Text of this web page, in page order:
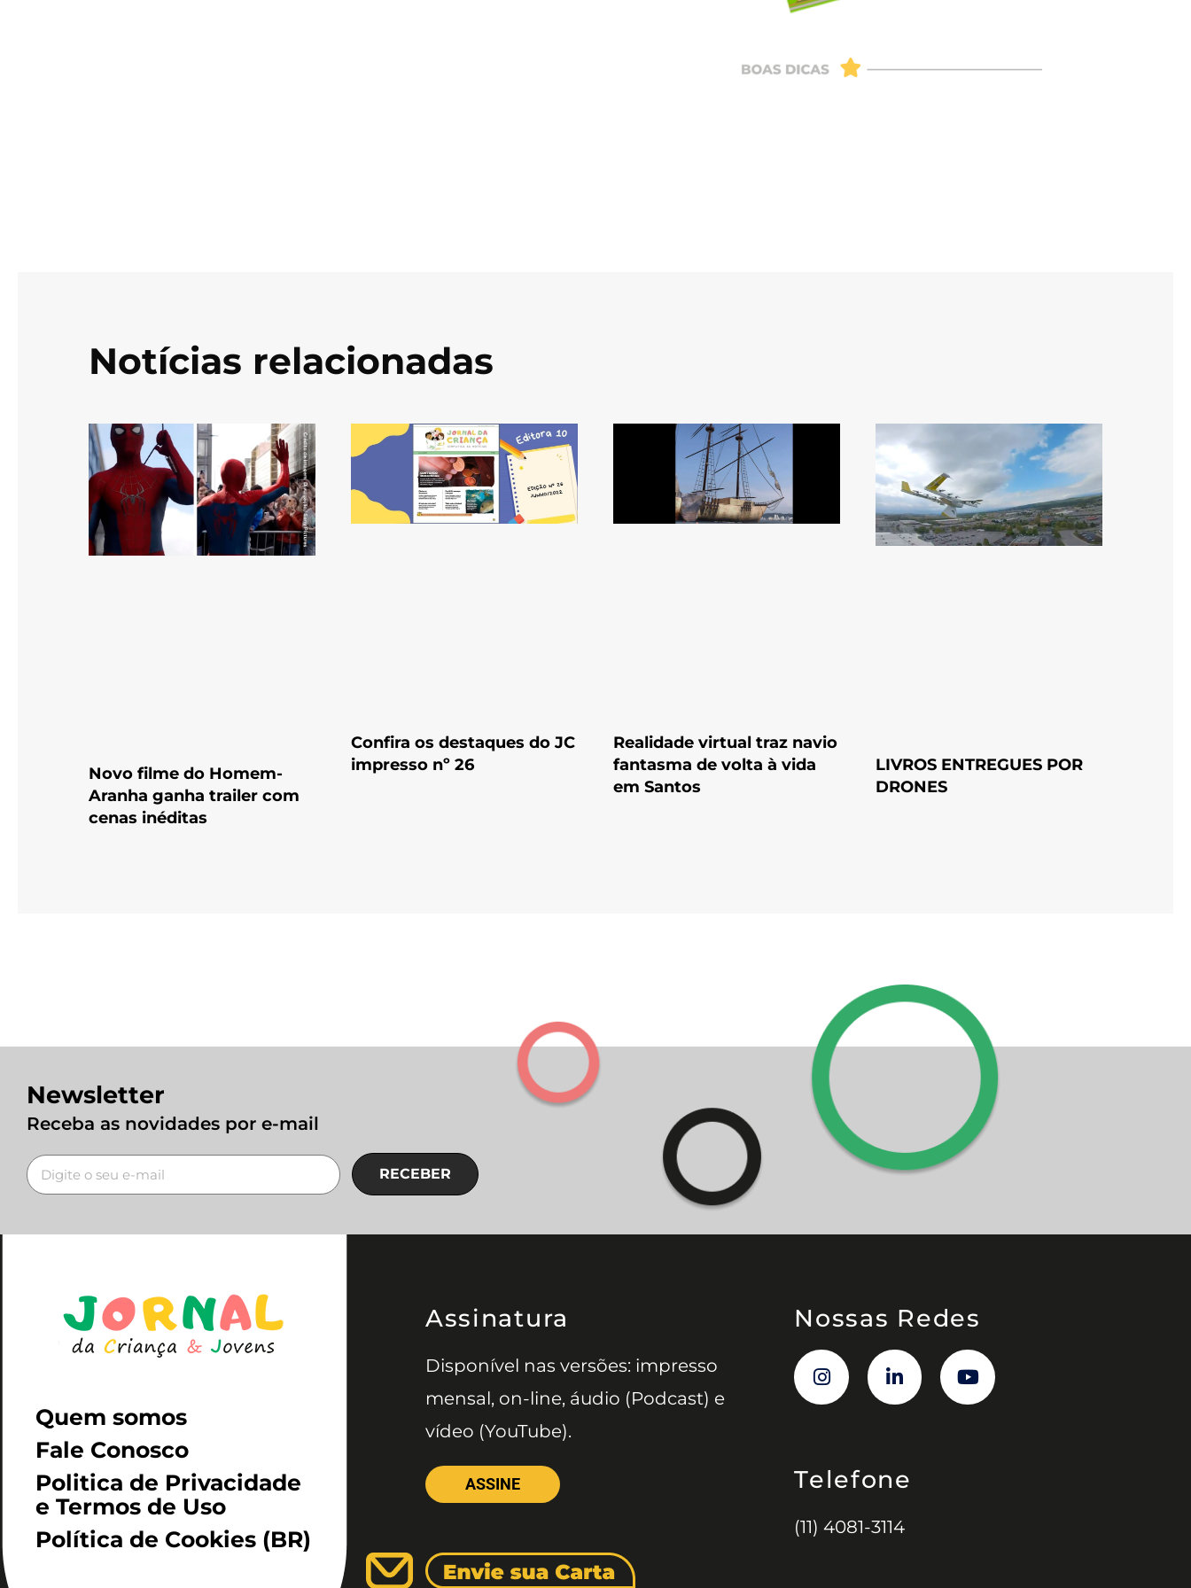
Notícias relacionadas
Novo filme do Homem-
Aranha ganha trailer com
cenas inéditas
Confira os destaques do JC
impresso nº 26
Realidade virtual traz navio
fantasma de volta à vida
em Santos
LIVROS ENTREGUES POR
DRONES
Newsletter
Receba as novidades por e-mail
RECEBER
Quem somos
Fale Conosco
Politica de Privacidade
e Termos de Uso
Política de Cookies (BR)
Assinatura
Disponível nas versões: impresso
mensal, on-line, áudio (Podcast) e
vídeo (YouTube).
ASSINE
Nossas Redes
Telefone
(11) 4081-3114